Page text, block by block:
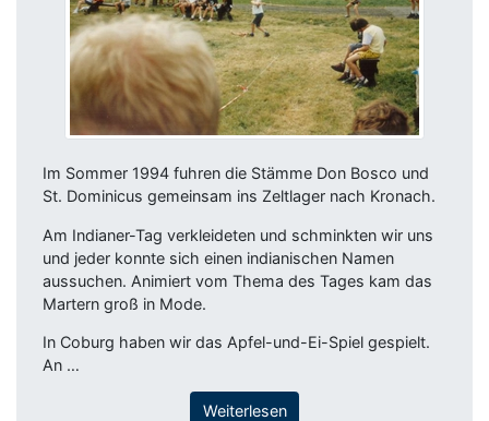
Im Sommer 1994 fuhren die Stämme Don Bosco und
St. Dominicus gemeinsam ins Zeltlager nach Kronach.
Am Indianer-Tag verkleideten und schminkten wir uns
und jeder konnte sich einen indianischen Namen
aussuchen. Animiert vom Thema des Tages kam das
Martern groß in Mode.
In Coburg haben wir das Apfel-und-Ei-Spiel gespielt.
An …
Weiterlesen